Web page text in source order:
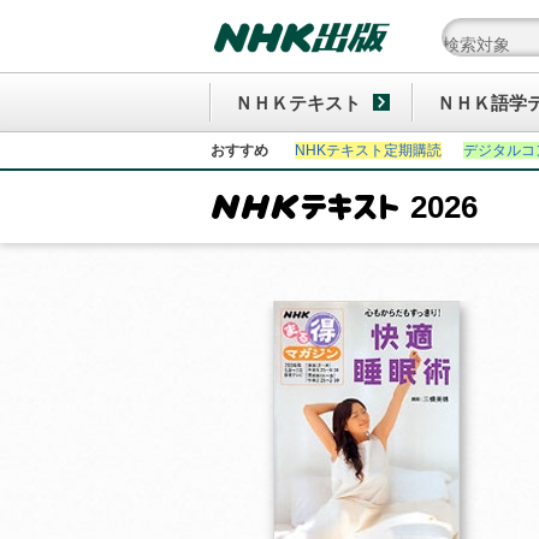
ＮＨＫテキスト ＮＨＫ語学
おすすめ NHKテキスト定期購読 デジタル
2026